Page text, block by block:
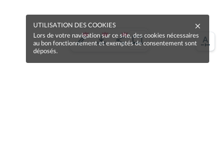
UTILISATION DES COOKIES
Lors de votre navigation sur ce site, des cookies nécessaires
au bon fonctionnement et exemptés de consentement sont
déposés.